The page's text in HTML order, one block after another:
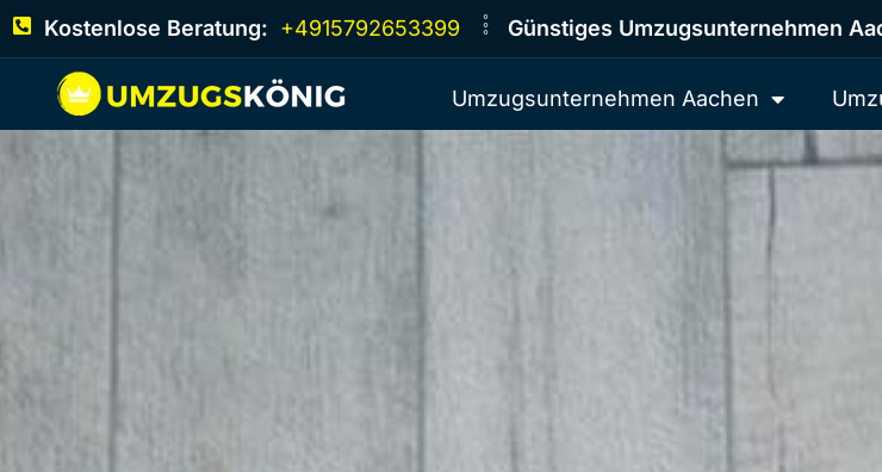
Kostenlose Beratung: +4915792653399 Günstiges Umzugsunternehmen
Umzugsunternehmen Aachen